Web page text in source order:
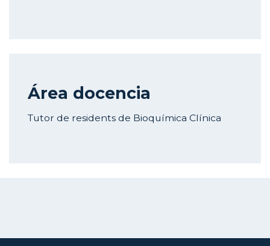
Área docencia
Tutor de residents de Bioquímica Clínica